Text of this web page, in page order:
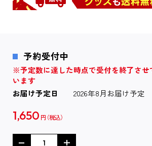
予約受付中
※予定数に達した時点で受付を終了させ
います
お届け予定日
2026年8月お届け予定
1,650 円